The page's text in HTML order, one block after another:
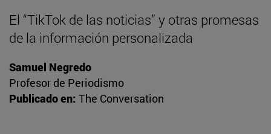
El “TikTok de las noticias” y otras promesas
de la información personalizada
Samuel Negredo
Profesor de Periodismo
Publicado en: The Conversation